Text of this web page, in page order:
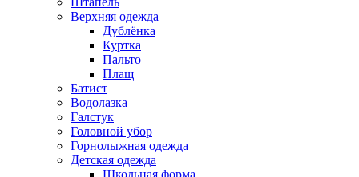
Верхняя одежда
Дублёнка
Куртка
Пальто
Плащ
Батист
Водолазка
Галстук
Головной убор
Горнолыжная одежда
Детская одежда
Школьная форма